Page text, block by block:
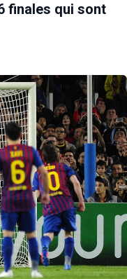
finales qui sont